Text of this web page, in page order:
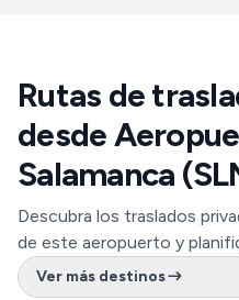
Rutas de
desde
Salamanca
Descubra los traslados
de este aeropuerto y
Ver más destinos